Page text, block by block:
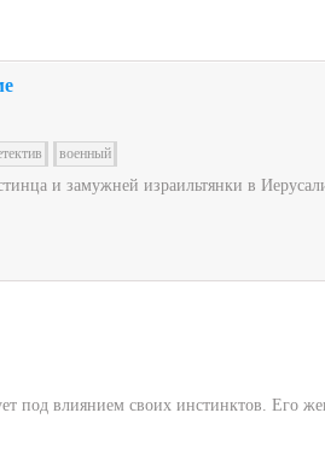
военный
и замужней израильтянки в
под влиянием своих инстинктов. Его